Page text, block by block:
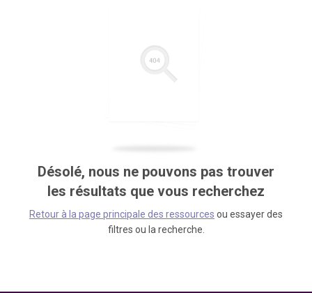
Désolé, nous ne pouvons pas trouver
les résultats que vous recherchez
Retour à la page principale des ressources ou essayer des
filtres ou la recherche.